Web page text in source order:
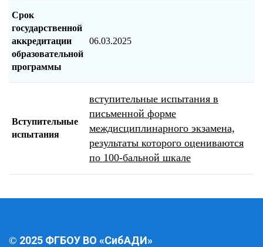
Срок
государственной
аккредитации
образовательной
программы
06.03.2025
Вступительные
испытания
вступительные испытания в
письменной форме
междисциплинарного экзамена,
результаты которого оцениваются
по 100-бальной шкале
© 2025 ФГБОУ ВО «СибАДИ»